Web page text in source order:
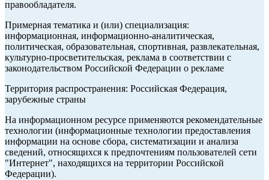
правообладателя.
Примерная тематика и (или) специализация:
информационная, информационно-аналитическая,
политическая, образовательная, спортивная, развлекательная,
культурно-просветительская, реклама в соответствии с
законодательством Российской Федерации о рекламе
Территория распространения: Российская Федерация,
зарубежные страны
На информационном ресурсе применяются рекомендательные
технологии (информационные технологии предоставления
информации на основе сбора, систематизации и анализа
сведений, относящихся к предпочтениям пользователей сети
"Интернет", находящихся на территории Российской
Федерации).